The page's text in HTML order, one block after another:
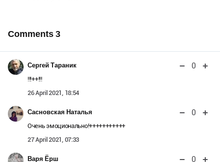
Comments3
Сергей Тараник 0
!!!++!!!
26 April 2021, 18:54
Сасновская Наталья 0
Очень эмоционально!+++++++++++
27 April 2021, 07:33
Варя Ёрш 0